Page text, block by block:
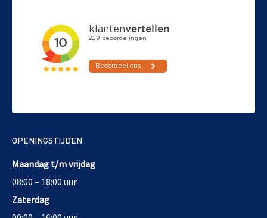
OPENINGSTIJDEN
Maandag t/m vrijdag
08:00 – 18:00 uur
Zaterdag